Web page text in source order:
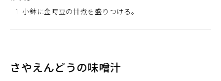
小鉢に金時豆の甘煮を盛りつける。
さやえんどうの味噌汁